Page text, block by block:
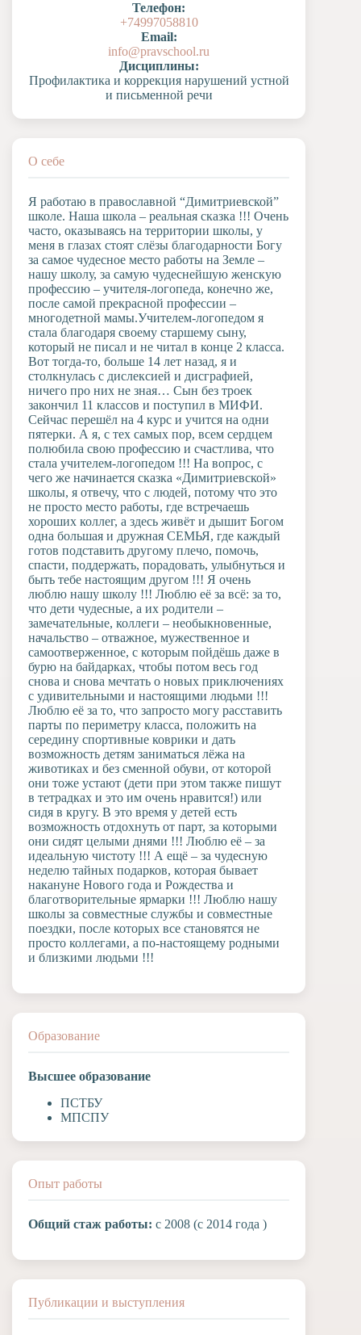
Художественная
Музыкальное
отделение
Психологическая
Телефон:
+74997058810
Email:
info@pravschool.ru
Дисциплины:
Профилактика и коррекция нарушений устной
и письменной речи
О себе
Я работаю в православной “Димитриевской”
школе. Наша школа – реальная сказка !!! Очень
часто, оказываясь на территории школы, у
меня в глазах стоят слёзы благодарности Богу
за самое чудесное место работы на Земле –
нашу школу, за самую чудеснейшую женскую
профессию – учителя-логопеда, конечно же,
после самой прекрасной профессии –
многодетной мамы.Учителем-логопедом я
стала благодаря своему старшему сыну,
который не писал и не читал в конце 2 класса.
Вот тогда-то, больше 14 лет назад, я и
столкнулась с дислексией и дисграфией,
ничего про них не зная… Сын без троек
закончил 11 классов и поступил в МИФИ.
Сейчас перешёл на 4 курс и учится на одни
пятерки. А я, с тех самых пор, всем сердцем
полюбила свою профессию и счастлива, что
стала учителем-логопедом !!! На вопрос, с
чего же начинается сказка «Димитриевской»
школы, я отвечу, что с людей, потому что это
не просто место работы, где встречаешь
хороших коллег, а здесь живёт и дышит Богом
одна большая и дружная СЕМЬЯ, где каждый
готов подставить другому плечо, помочь,
спасти, поддержать, порадовать, улыбнуться и
быть тебе настоящим другом !!! Я очень
люблю нашу школу !!! Люблю её за всё: за то,
что дети чудесные, а их родители –
замечательные, коллеги – необыкновенные,
начальство – отважное, мужественное и
самоотверженное, с которым пойдёшь даже в
бурю на байдарках, чтобы потом весь год
снова и снова мечтать о новых приключениях
с удивительными и настоящими людьми !!!
Люблю её за то, что запросто могу расставить
парты по периметру класса, положить на
середину спортивные коврики и дать
возможность детям заниматься лёжа на
животиках и без сменной обуви, от которой
они тоже устают (дети при этом также пишут
в тетрадках и это им очень нравится!) или
сидя в кругу. В это время у детей есть
возможность отдохнуть от парт, за которыми
они сидят целыми днями !!! Люблю её – за
идеальную чистоту !!! А ещё – за чудесную
неделю тайных подарков, которая бывает
накануне Нового года и Рождества и
благотворительные ярмарки !!! Люблю нашу
школы за совместные службы и совместные
поездки, после которых все становятся не
просто коллегами, а по-настоящему родными
и близкими людьми !!!
Образование
Высшее образование
ПСТБУ
МПСПУ
Опыт работы
Общий стаж работы: с 2008 (с 2014 года )
Публикации и выступления